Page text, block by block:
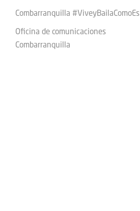
Combarranquilla #ViveyBailaComoEs
Oficina de comunicaciones
Combarranquilla